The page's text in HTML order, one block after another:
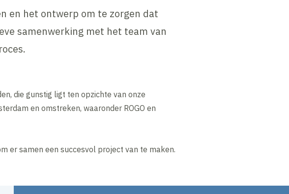
en het ontwerp om te zorgen dat
samenwerking met het team van
die gunstig ligt ten opzichte van onze
en omstreken, waaronder ROGO en
er samen een succesvol project van te maken.